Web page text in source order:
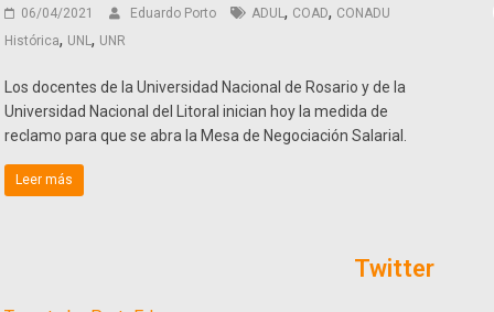
06/04/2021 Eduardo Porto ADUL, COAD, CONADU
Histórica, UNL, UNR
Los docentes de la Universidad Nacional de Rosario y de la
Universidad Nacional del Litoral inician hoy la medida de
reclamo para que se abra la Mesa de Negociación Salarial.
Leer más
Twitter